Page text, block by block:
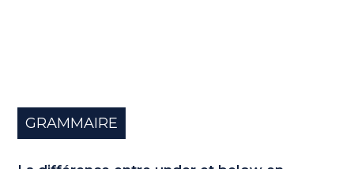
GRAMMAIRE